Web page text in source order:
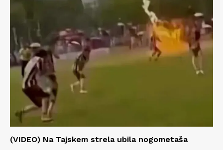
(VIDEO) Na Tajskem strela ubila nogometaša